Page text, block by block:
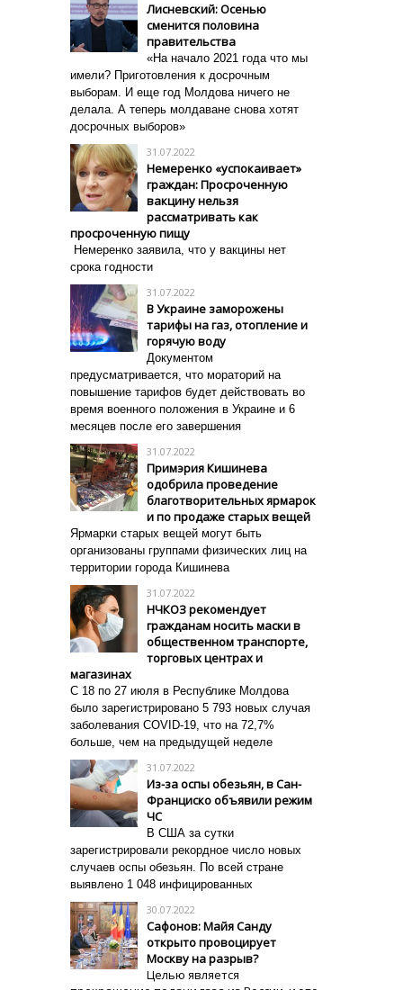
Лисневский: Осенью
сменится половина
правительства
«На начало 2021 года что мы
имели? Приготовления к досрочным
выборам. И еще год Молдова ничего не
делала. А теперь молдаване снова хотят
досрочных выборов»
31.07.2022
Немеренко «успокаивает»
граждан: Просроченную
вакцину нельзя
рассматривать как
просроченную пищу
Немеренко заявила, что у вакцины нет
срока годности
31.07.2022
В Украине заморожены
тарифы на газ, отопление и
горячую воду
Документом
предусматривается, что мораторий на
повышение тарифов будет действовать во
время военного положения в Украине и 6
месяцев после его завершения
31.07.2022
Примэрия Кишинева
одобрила проведение
благотворительных ярмарок
и по продаже старых вещей
Ярмарки старых вещей могут быть
организованы группами физических лиц на
территории города Кишинева
31.07.2022
НЧКОЗ рекомендует
гражданам носить маски в
общественном транспорте,
торговых центрах и
магазинах
C 18 по 27 июля в Республике Молдова
было зарегистрировано 5 793 новых случая
заболевания COVID-19, что на 72,7%
больше, чем на предыдущей неделе
31.07.2022
Из-за оспы обезьян, в Сан-
Франциско объявили режим
ЧС
В США за сутки
зарегистрировали рекордное число новых
случаев оспы обезьян. По всей стране
выявлено 1 048 инфицированных
30.07.2022
Сафонов: Майя Санду
открыто провоцирует
Москву на разрыв?
Целью является